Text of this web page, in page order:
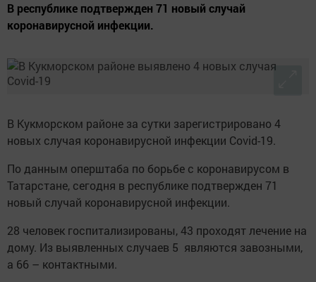
В республике подтвержден 71 новый случай
коронавирусной инфекции.
В Кукморском районе за сутки зарегистрировано 4
новых случая коронавирусной инфекции Covid-19.
По данным оперштаба по борьбе с коронавирусом в
Татарстане, сегодня в республике подтвержден 71
новый случай коронавирусной инфекции.
28 человек госпитализированы, 43 проходят лечение на
дому. Из выявленных случаев 5 являются завозными,
а 66 – контактными.